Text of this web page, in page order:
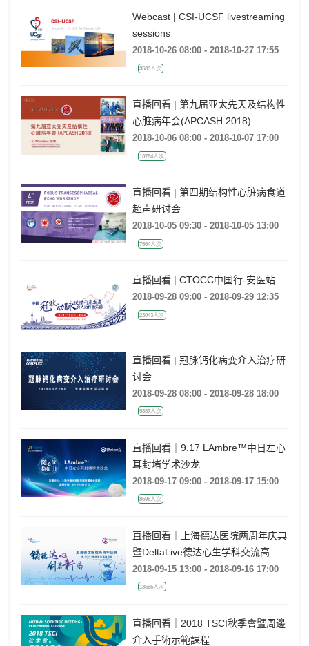
Webcast | CSI-UCSF livestreaming
sessions
2018-10-26 08:00 - 2018-10-27 17:55
3583人次
直播回看 | 第九届亚太先天及结构性
心脏病年会(APCASH 2018)
2018-10-06 08:00 - 2018-10-07 17:00
10784人次
直播回看 | 第四期结构性心脏病食道
超声研讨会
2018-10-05 09:30 - 2018-10-05 13:00
7564人次
直播回看 | CTOCC中国行-安医站
2018-09-28 09:00 - 2018-09-29 12:35
23043人次
直播回看 | 冠脉钙化病变介入治疗研
讨会
2018-09-28 08:00 - 2018-09-28 18:00
5887人次
直播回看｜9.17 LAmbre™中日左心
耳封堵学术沙龙
2018-09-17 09:00 - 2018-09-17 15:00
8696人次
直播回看｜上海德达医院两周年庆典
暨DeltaLive德达心生学科交流高峰
论坛
2018-09-15 13:00 - 2018-09-16 17:00
13565人次
直播回看｜2018 TSCI秋季會暨周邊
介入手術示範課程